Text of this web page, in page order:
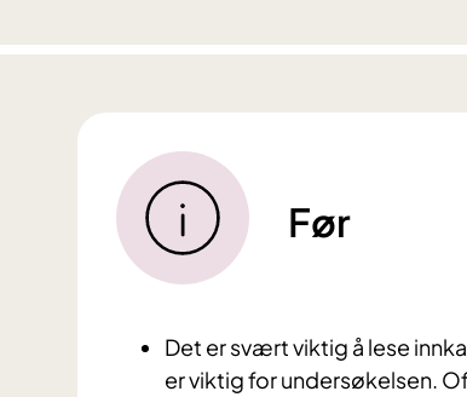
Før
Det er svært viktig å lese
er viktig for undersøkelsen.